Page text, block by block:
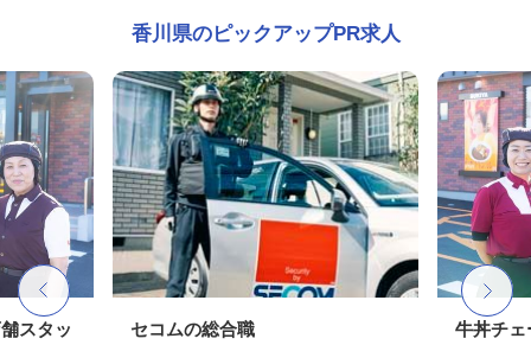
香川県のピックアップPR求人
スタッ セコムの総合職
牛丼チェ